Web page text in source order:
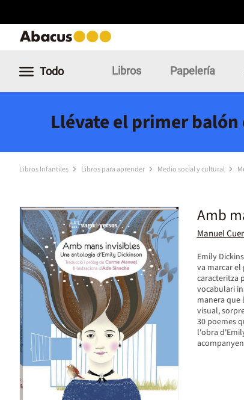
Todo Libros Papelería
Llévate el primer
Libros Infantiles Libros para aprender Medio social y cultural
Amb
Manuel
Emily
va marcar el
caracteritza
vocabulari
manera que
visual,
30 poemes
l'obra